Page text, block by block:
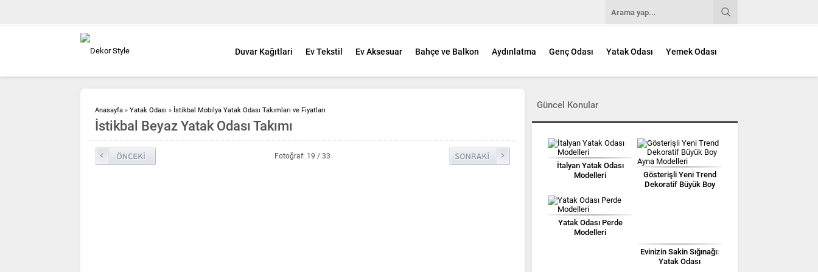
Duvar Kağıtlari Ev Tekstil Ev Aksesuar Bahçe ve Balkon Aydınlatma Genç Odası Yatak Odası Yemek Odası
Anasayfa » Yatak Odası » İstikbal Mobilya Yatak Odası Takımları ve Fiyatları
İstikbal Beyaz Yatak Odası Takımı
Fotoğraf: 19 / 33
Güncel Konular
İtalyan Yatak Odası
Modelleri
Gösterişli Yeni Trend
Dekoratif Büyük Boy
Yatak Odası Perde
Modelleri
Evinizin Sakin Sığınağı:
Yatak Odası